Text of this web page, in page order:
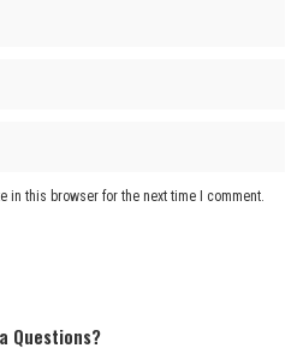
in this browser for the next time I comment.
Questions?